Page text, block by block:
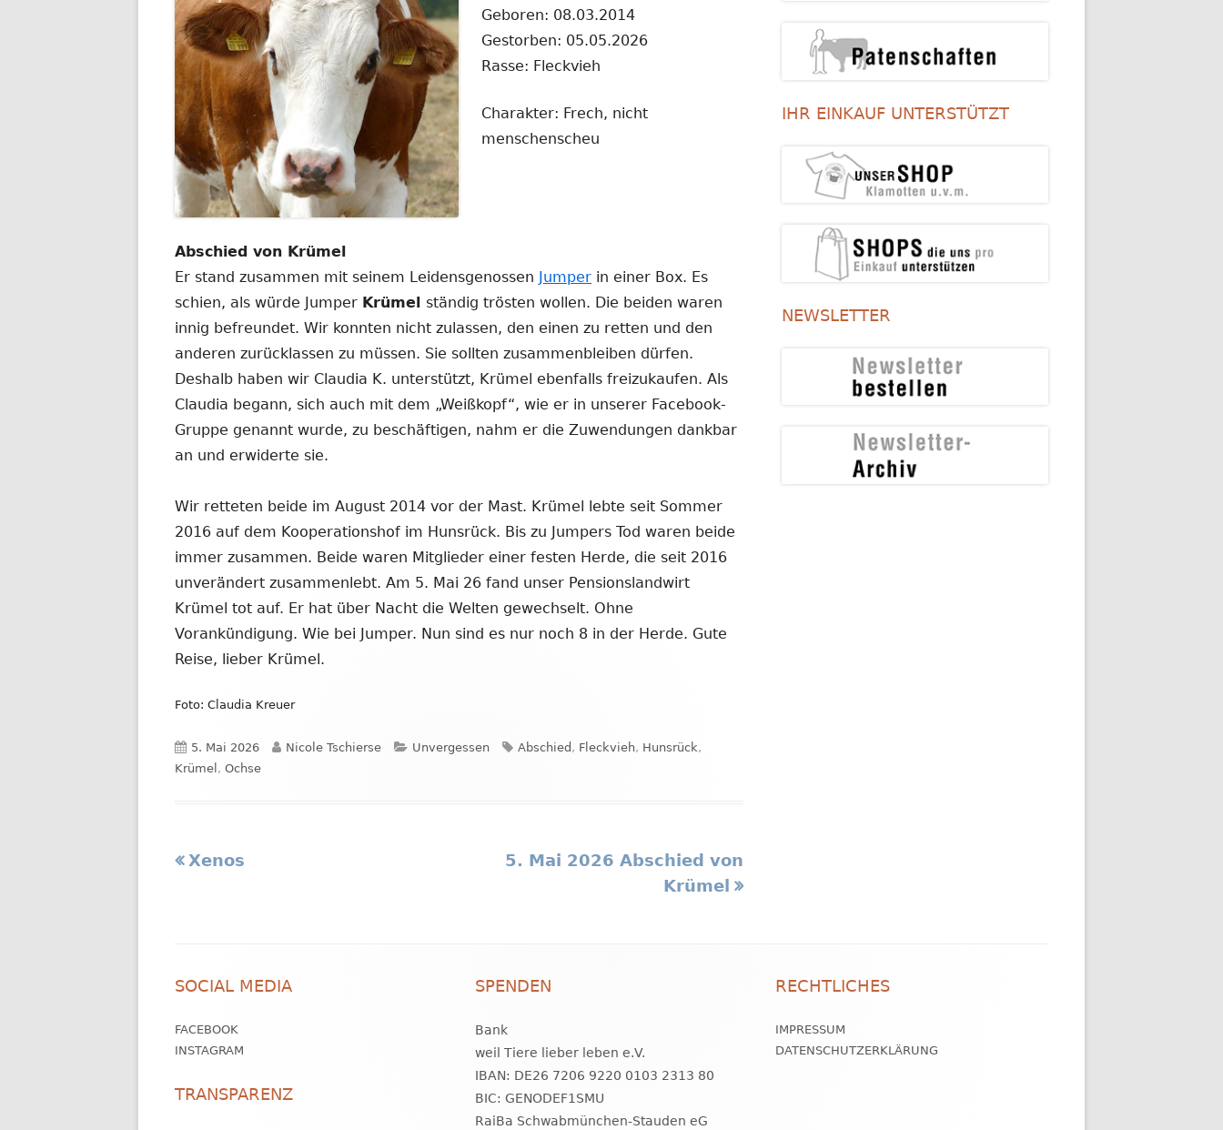
Geboren: 08.03.2014
Gestorben: 05.05.2026
Rasse: Fleckvieh
Charakter: Frech, nicht
menschenscheu
Abschied von Krümel
Er stand zusammen mit seinem Leidensgenossen
Jumper in einer Box. Es
schien, als würde Jumper Krümel ständig trösten wollen. Die beiden waren
innig befreundet. Wir konnten nicht zulassen, den einen zu retten und den
anderen zurücklassen zu müssen. Sie sollten zusammenbleiben dürfen.
Deshalb haben wir Claudia K. unterstützt, Krümel ebenfalls freizukaufen. Als
Claudia begann, sich auch mit dem „Weißkopf“, wie er in unserer Facebook-
Gruppe genannt wurde, zu beschäftigen, nahm er die Zuwendungen dankbar
an und erwiderte sie.
Wir retteten beide im August 2014 vor der Mast. Krümel lebte seit Sommer
2016 auf dem Kooperationshof im Hunsrück. Bis zu Jumpers Tod waren beide
immer zusammen. Beide waren Mitglieder einer festen Herde, die seit 2016
unverändert zusammenlebt. Am 5. Mai 26 fand unser Pensionslandwirt
Krümel tot auf. Er hat über Nacht die Welten gewechselt. Ohne
Vorankündigung. Wie bei Jumper. Nun sind es nur noch 8 in der Herde. Gute
Reise, lieber Krümel.
Foto: Claudia Kreuer
Veröffentlicht
am
5. Mai 2026 Autor
Nicole Tschierse Kategorien
Unvergessen Schlagwörter
Abschied , Fleckvieh, Hunsrück,
Krümel , Ochse
Beitragsnavigation
Vorheriger
Xenos
Nächster
5. Mai 2026 Abschied von
Krümel
IHR EINKAUF UNTERSTÜTZT
NEWSLETTER
Inhalt
SOCIAL MEDIA
FACEBOOK
INSTAGRAM
TRANSPARENZ
SPENDEN
Bank
weil Tiere lieber leben e.V.
IBAN: DE26 7206 9220 0103 2313 80
BIC: GENODEF1SMU
RaiBa Schwabmünchen-Stauden eG
RECHTLICHES
IMPRESSUM
DATENSCHUTZERKLÄRUNG